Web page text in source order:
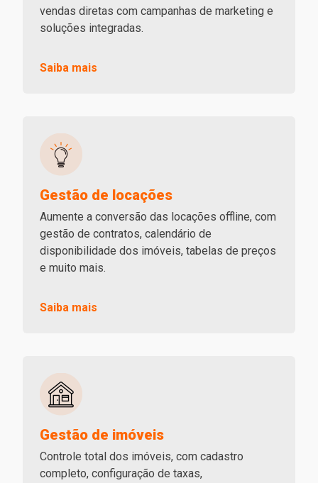
vendas diretas com campanhas de marketing e
soluções integradas.
Saiba mais
Gestão de locações
Aumente a conversão das locações offline, com
gestão de contratos, calendário de
disponibilidade dos imóveis, tabelas de preços
e muito mais.
Saiba mais
Gestão de imóveis
Controle total dos imóveis, com cadastro
completo, configuração de taxas,